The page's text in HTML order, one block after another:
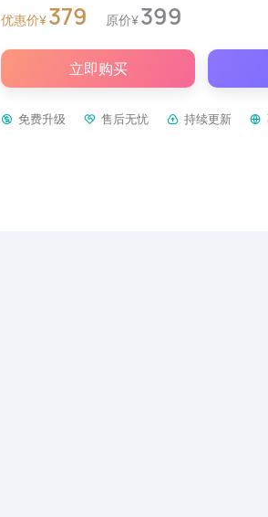
优惠价¥379 原价¥399
立即购买
免费升级 售后无忧 持续更新